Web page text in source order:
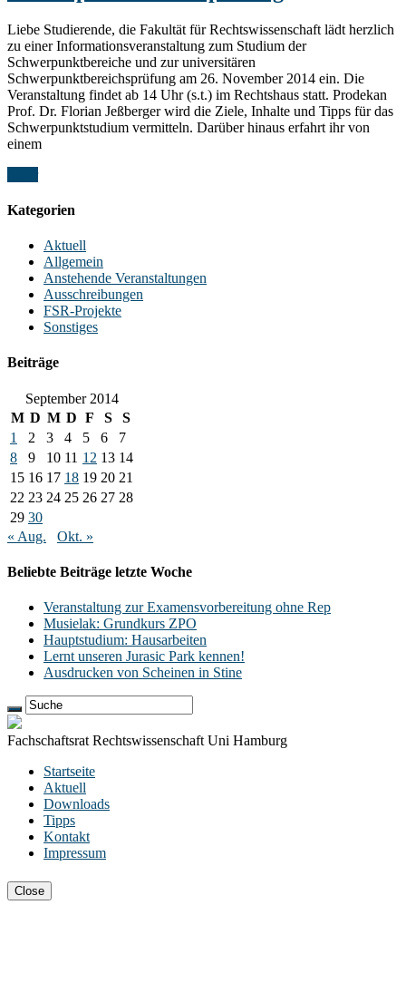
Liebe Studierende, die Fakultät für Rechtswissenschaft lädt herzlich
zu einer Informationsveranstaltung zum Studium der
Schwerpunktbereiche und zur universitären
Schwerpunktbereichsprüfung am 26. November 2014 ein. Die
Veranstaltung findet ab 14 Uhr (s.t.) im Rechtshaus statt. Prodekan
Prof. Dr. Florian Jeßberger wird die Ziele, Inhalte und Tipps für das
Schwerpunktstudium vermitteln. Darüber hinaus erfahrt ihr von
einem
Kategorien
Aktuell
Allgemein
Anstehende Veranstaltungen
Ausschreibungen
FSR-Projekte
Sonstiges
Beiträge
September 2014
M D M D F S
S
1
2 3 4 5 6
7
8
9 10 11 12 13 14
15 16 17 18 19 20 21
22 23 24 25 26 27 28
29 30
« Aug.
Okt. »
Beliebte Beiträge letzte Woche
Veranstaltung zur Examensvorbereitung ohne Rep
Musielak: Grundkurs ZPO
Hauptstudium: Hausarbeiten
Lernt unseren Jurasic Park kennen!
Ausdrucken von Scheinen in Stine
Fachschaftsrat Rechtswissenschaft Uni Hamburg
Startseite
Aktuell
Downloads
Tipps
Kontakt
Impressum
Close